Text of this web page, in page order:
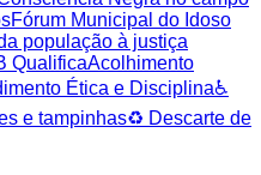
Fórum Municipal do Idoso
população à justiça
QualificaAcolhimento
Ética e Disciplina♿
e tampinhas♻️ Descarte de